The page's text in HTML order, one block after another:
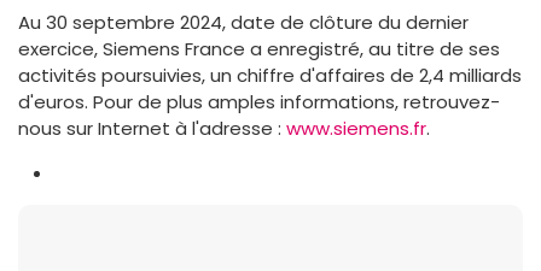
Au 30 septembre 2024, date de clôture du dernier
exercice, Siemens France a enregistré, au titre de ses
activités poursuivies, un chiffre d'affaires de 2,4 milliards
d'euros. Pour de plus amples informations, retrouvez-
nous sur Internet à l'adresse : www.siemens.fr.